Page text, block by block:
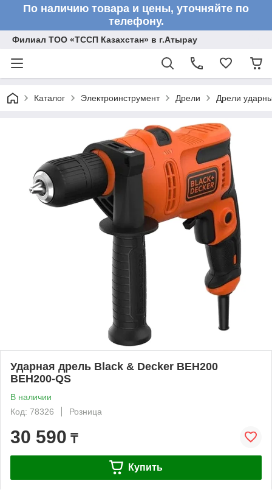
По наличию товара и цены, уточняйте по
телефону.
Филиал ТОО «ТССП Казахстан» в г.Атырау
Каталог Электроинструмент Дрели Дрели
Ударная дрель Black & Decker BEH200
BEH200-QS
В наличии
Код: 78326
Розница
30 590 ₸
Купить